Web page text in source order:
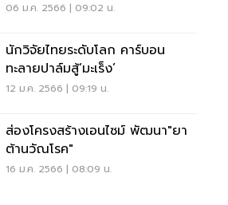
06 ม.ค. 2566 | 09:02 น.
นักวิจัยไทยระดับโลก คาร์บอน
ทะลายปาล์มสู้‘มะเร็ง’
12 ม.ค. 2566 | 09:19 น.
ส่องโครงสร้างเอนไซม์ พัฒนา"ยา
ต้านวัณโรค"
16 ม.ค. 2566 | 08:09 น.